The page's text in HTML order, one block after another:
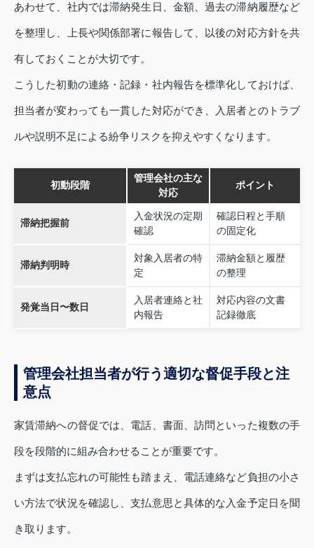
あわせて、社内では滞納発生日、金額、過去の滞納履歴など
を整理し、上長や関係部署に報告して、以後の対応方針を共
有しておくことが大切です。
こうした初動の連絡・記録・社内報告を標準化しておけば、
担当者が変わっても一貫した対応ができ、入居者とのトラブ
ルや説明不足による紛争リスクを抑えやすくなります。
初動段階
管理会社の主な
対応
ポイント
滞納把握前
入金状況の定期
確認
確認日程と手順
の固定化
滞納判明時
対象入居者の特
定
滞納金額と履歴
の整理
発覚当日〜数日
入居者連絡と社
内報告
対応内容の文書
記録徹底
管理会社担当者が行う適切な督促手段と注
意点
家賃滞納への督促では、電話、書面、訪問といった複数の手
段を段階的に組み合わせることが重要です。
まずは支払忘れの可能性も踏まえ、電話連絡など負担の小さ
い方法で状況を確認し、支払意思と具体的な入金予定日を聞
き取ります。